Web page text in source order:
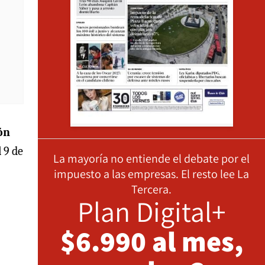
9 de
La mayoría no entiende el debate por el
impuesto a las empresas. El resto lee La
Tercera.
Plan Digital+
$6.990 al mes,